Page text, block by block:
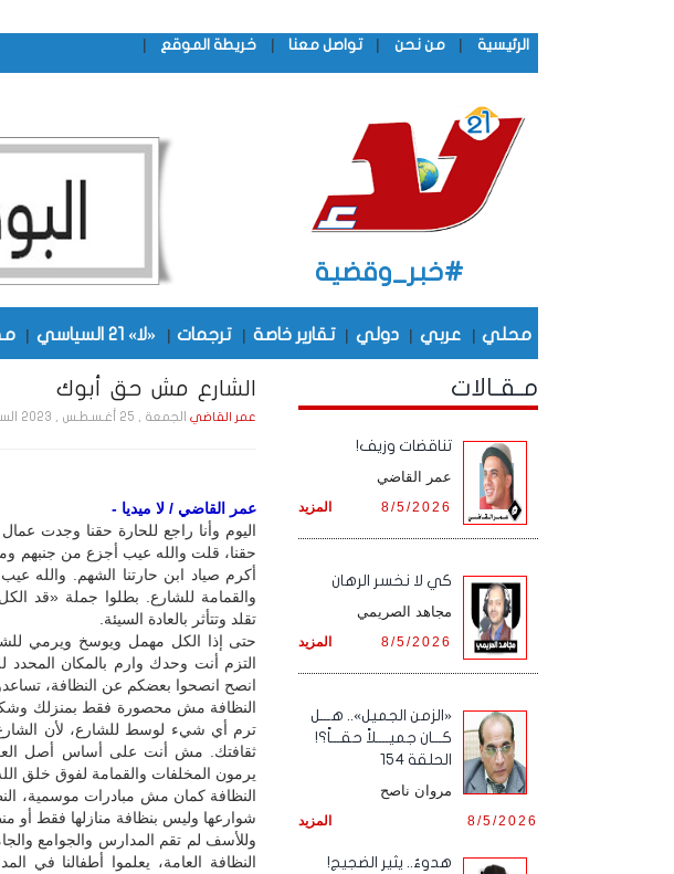
الرئيسية | من نحن | تواصل معنا | خريطة الموقع |
#خبر_وقضية
محلي | عربي | دولي | تقارير خاصة | ترجمات | «لا» 21 السياسي |
الشارع مش حق أبوك
عمر القاضيالجمعة , 25 أغـسـطـس , 2023 الساعة 7:45:30 PM
عمر القاضي / لا ميديا -
اليوم وأنا راجع للحارة حقنا وجدت عمال
حقنا، قلت والله عيب أجزع من جنبهم
والقمامة للشارع. بطلوا جملة «قد
تقلد وتتأثر بالعادة السيئة.
حتى إذا الكل مهمل ويوسخ ويرمي
التزم أنت وحدك وارم بالمكان المحدد
انصح انصحوا بعضكم عن النظافة،
النظافة مش محصورة فقط بمنزلك
ترم أي شيء لوسط للشارع، لأن
ثقافتك. مش أنت على أساس أصل
يرمون المخلفات والقمامة لفوق خلق
النظافة كمان مش مبادرات موسمية،
شوارعها وليس بنظافة منازلها فقط أو
وللأسف لم تقم المدارس والجوامع
النظافة العامة، يعلموا أطفالنا
مـقـالات
تناقضات وزيف!
عمر القاضي
المزيد 8/5/2026
كي لا نخسر الرهان
مجاهد الصريمي
المزيد 8/5/2026
«الزمن الجميل».. هـــل
كـــان جميــــلاً حقـــاً؟!
الحلقة 154
مروان ناصح
المزيد 8/5/2026
هدوءٌ.. يثير الضجيج!